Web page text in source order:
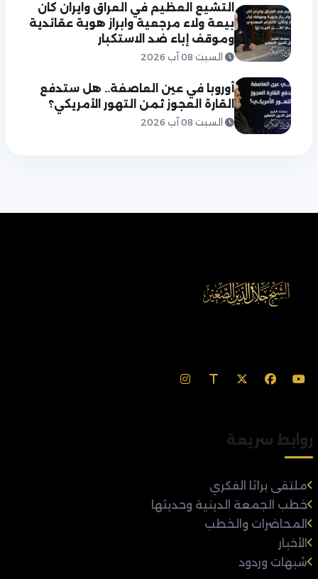
التشيع العظيم في العراق وايران كان
بيعة ولاء مرجعية وابراز هوية عقائدية
وموقف إباء ضد الاستكبار
السبت 08 آب 2026
أوروبا في عين العاصفة.. هل ستدفع
القارة العجوز ثمن التهور الأمريكي؟
السبت 08 آب 2026
روابط سريعة
ملتقى براثا الفكري
خطب الجمعة الدينية وحديثها
المحاضرات والخطب
الأخبار
شبهات وردود